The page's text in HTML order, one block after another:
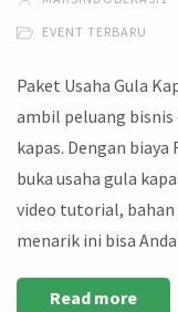
EVENT TERBARU
Paket Usaha Gula
ambil peluang
kapas. Dengan biaya
buka usaha gula
video tutorial, bahan
menarik ini bisa
Read more